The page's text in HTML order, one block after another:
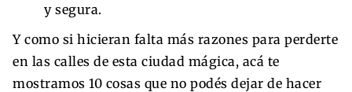
y segura.
Y como si hicieran falta más razones para perderte
en las calles de esta ciudad mágica, acá te
mostramos 10 cosas que no podés dejar de hacer